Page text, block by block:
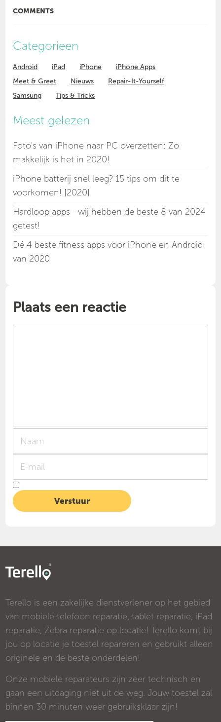
COMMENTS
Categorieen
Android iPad iPhone
iPhone Apps
Meet & Greet
Nieuws
Repair-It-Yourself
Samsung
Tips & Tricks
Meest gelezen
Foto's van iPhone naar PC overzetten: Zo
makkelijk is het in 2020!
iPhone batterij snel leeg? 15 tips om dit te
voorkomen! [2020]
Hardloop apps - wij hebben de beste 8 van 2024
getest!
Dé 4 beste fitness apps voor iPhone en Android
van 2020
Plaats een reactie
Terello is een zakelijke dienstverlener op het gebied
van mobiele telefoon reparatie, tablet reparatie, iPad
reparatie, Zebra reparatie op locatie! Terello komt bij
jou op locatie je toestel repareren en gebruikt alleen
originele en de beste onderdelen!
Onze mobiele reparateurs zijn zeer technisch en
gaan een uitdaging niet uit de weg. Jouw toestel zal
binnen 30 minuten weer gebruiksklaar zijn!